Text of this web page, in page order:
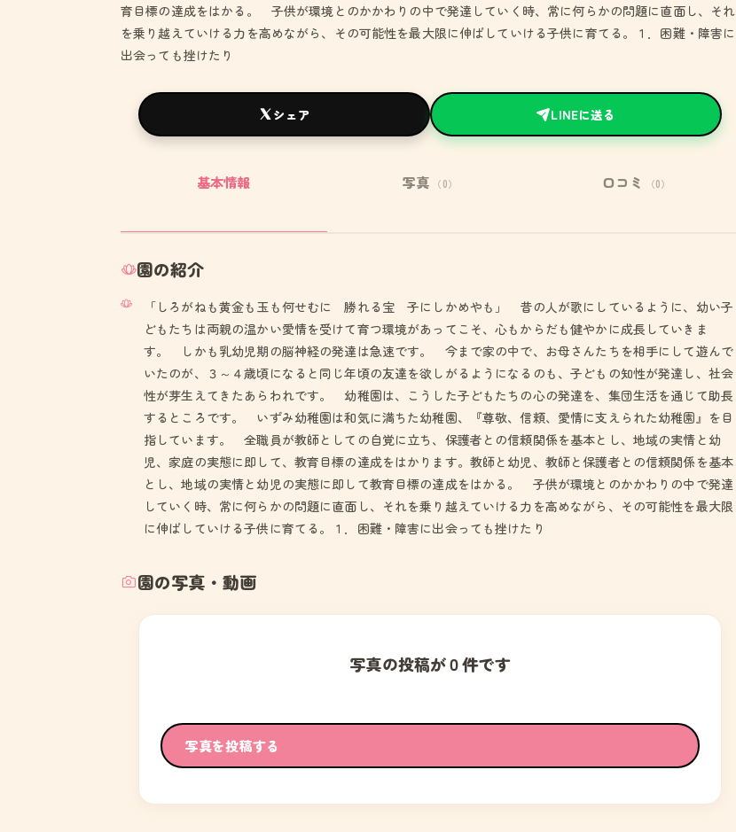
育目標の達成をはかる。 子供が環境とのかかわりの中で発達していく時、常に何らかの問題に直面し、それ
を乗り越えていける力を高めながら、その可能性を最大限に伸ばしていける子供に育てる。１．困難・障害に
出会っても挫けたり
シェア LINEに送る
基本情報 写真 （0） 口コミ （0）
園の紹介
「しろがねも黄金も玉も何せむに 勝れる宝 子にしかめやも」 昔の人が歌にしているように、幼い子
どもたちは両親の温かい愛情を受けて育つ環境があってこそ、心もからだも健やかに成長していきま
す。 しかも乳幼児期の脳神経の発達は急速です。 今まで家の中で、お母さんたちを相手にして遊んで
いたのが、３～４歳頃になると同じ年頃の友達を欲しがるようになるのも、子どもの知性が発達し、社会
性が芽生えてきたあらわれです。 幼稚園は、こうした子どもたちの心の発達を、集団生活を通じて助長
するところです。 いずみ幼稚園は和気に満ちた幼稚園、『尊敬、信頼、愛情に支えられた幼稚園』を目
指しています。 全職員が教師としての自覚に立ち、保護者との信頼関係を基本とし、地域の実情と幼
児、家庭の実態に即して、教育目標の達成をはかります。教師と幼児、教師と保護者との信頼関係を基本
とし、地域の実情と幼児の実態に即して教育目標の達成をはかる。 子供が環境とのかかわりの中で発達
していく時、常に何らかの問題に直面し、それを乗り越えていける力を高めながら、その可能性を最大限
に伸ばしていける子供に育てる。１．困難・障害に出会っても挫けたり
園の写真・動画
写真の投稿が０件です
写真を投稿する